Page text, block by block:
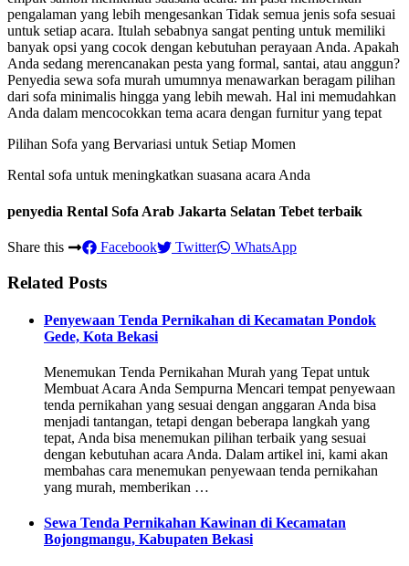
pengalaman yang lebih mengesankan Tidak semua jenis sofa sesuai
untuk setiap acara. Itulah sebabnya sangat penting untuk memiliki
banyak opsi yang cocok dengan kebutuhan perayaan Anda. Apakah
Anda sedang merencanakan pesta yang formal, santai, atau anggun?
Penyedia sewa sofa murah umumnya menawarkan beragam pilihan
dari sofa minimalis hingga yang lebih mewah. Hal ini memudahkan
Anda dalam mencocokkan tema acara dengan furnitur yang tepat
Pilihan Sofa yang Bervariasi untuk Setiap Momen
Rental sofa untuk meningkatkan suasana acara Anda
penyedia Rental Sofa Arab Jakarta Selatan Tebet terbaik
Share this Facebook Twitter WhatsApp
Related Posts
Penyewaan Tenda Pernikahan di Kecamatan Pondok
Gede, Kota Bekasi
Menemukan Tenda Pernikahan Murah yang Tepat untuk
Membuat Acara Anda Sempurna Mencari tempat penyewaan
tenda pernikahan yang sesuai dengan anggaran Anda bisa
menjadi tantangan, tetapi dengan beberapa langkah yang
tepat, Anda bisa menemukan pilihan terbaik yang sesuai
dengan kebutuhan acara Anda. Dalam artikel ini, kami akan
membahas cara menemukan penyewaan tenda pernikahan
yang murah, memberikan …
Sewa Tenda Pernikahan Kawinan di Kecamatan
Bojongmangu, Kabupaten Bekasi